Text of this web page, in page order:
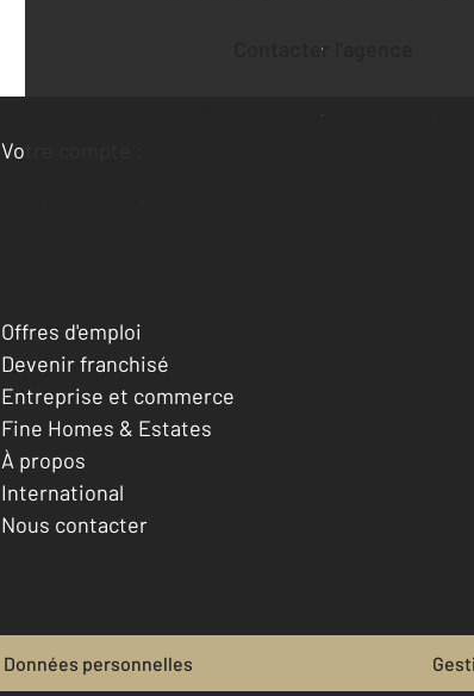
Contacter l'agence
Demander une estimation
Votre compte :
Accéder à mon compte
Offres d'emploi
Devenir franchisé
Entreprise et commerce
Fine Homes & Estates
À propos
International
Nous contacter
Données personnelles